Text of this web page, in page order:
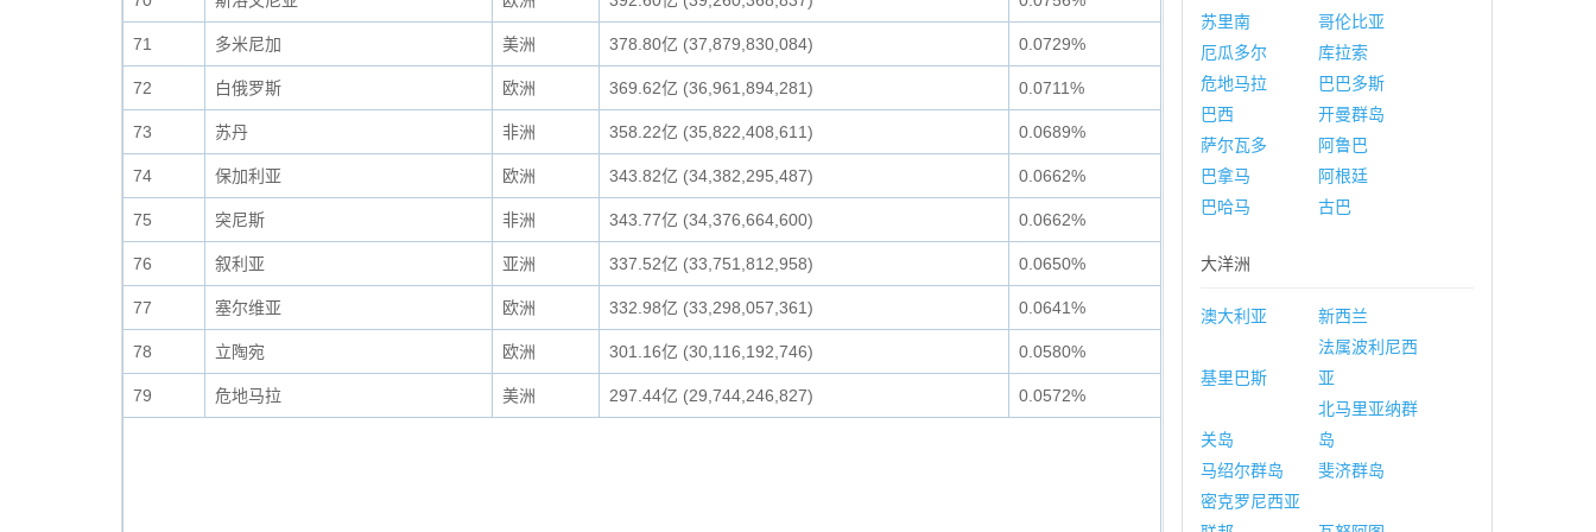
71 多米尼加 美洲 378.80亿 (37,879,830,084) 0.0729%
72 白俄罗斯 欧洲 369.62亿 (36,961,894,281) 0.0711%
73 苏丹 非洲 358.22亿 (35,822,408,611) 0.0689%
74 保加利亚 欧洲 343.82亿 (34,382,295,487) 0.0662%
75 突尼斯 非洲 343.77亿 (34,376,664,600) 0.0662%
76 叙利亚 亚洲 337.52亿 (33,751,812,958) 0.0650%
77 塞尔维亚 欧洲 332.98亿 (33,298,057,361) 0.0641%
78 立陶宛 欧洲 301.16亿 (30,116,192,746) 0.0580%
79 危地马拉 美洲 297.44亿 (29,744,246,827) 0.0572%
苏里南
哥伦比亚
厄瓜多尔
库拉索
危地马拉
巴巴多斯
巴西
开曼群岛
萨尔瓦多
阿鲁巴
巴拿马
阿根廷
巴哈马
古巴
大洋洲
澳大利亚 新西兰
基里巴斯
法属波利尼西
亚
关岛
北马里亚纳群
岛
马绍尔群岛
斐济群岛
密克罗尼西亚